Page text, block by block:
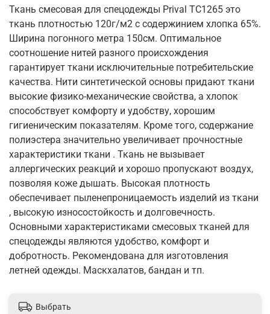
Ткань смесовая для спецодежды Prival ТС1265 это
ткань плотностью 120г/м2 с содержинием хлопка 65%.
Ширина погонного метра 150см. Оптимальное
соотношение нитей разного происхождения
гарантирует ткани исключительные потребительские
качества. Нити синтетической основы придают ткани
высокие физико-механические свойства, а хлопок
способствует комфорту и удобству, хорошим
гигиеническим показателям. Кроме того, содержание
полиэстера значительно увеличивает прочностные
характеристики ткани . Ткань не вызывает
аллергических реакций и хорошо пропускают воздух,
позволяя коже дышать. Высокая плотность
обеспечивает пыленепроницаемость изделий из ткани
, высокую износостойкость и долговечность.
Основными характеристиками смесовых тканей для
спецодежды являются удобство, комфорт и
добротность. Рекомендована для изготовления
летней одежды. Маскхалатов, бандан и тп.
Выбрать